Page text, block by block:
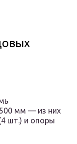
мм — из них
шт.) и опоры